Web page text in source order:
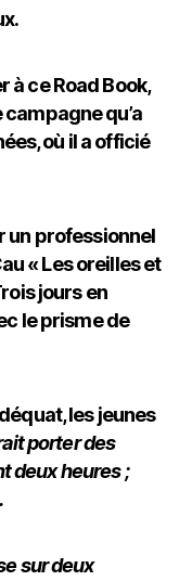
à ce Road Book,
qu’a
où il a officié
un professionnel
« Les oreilles et
jours en
le prisme de
les jeunes
porter des
deux heures ;
sur deux